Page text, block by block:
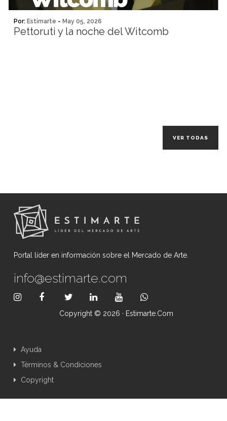
Por: Estimarte - May 05, 2026
Pettoruti y la noche del Witcomb
VER TODAS
Portal líder en información sobre el Mercado de Arte.
info@estimarte.com
Copyright © 2026 · Estimarte.com
Ayuda
Términos & Condiciones
Copyright